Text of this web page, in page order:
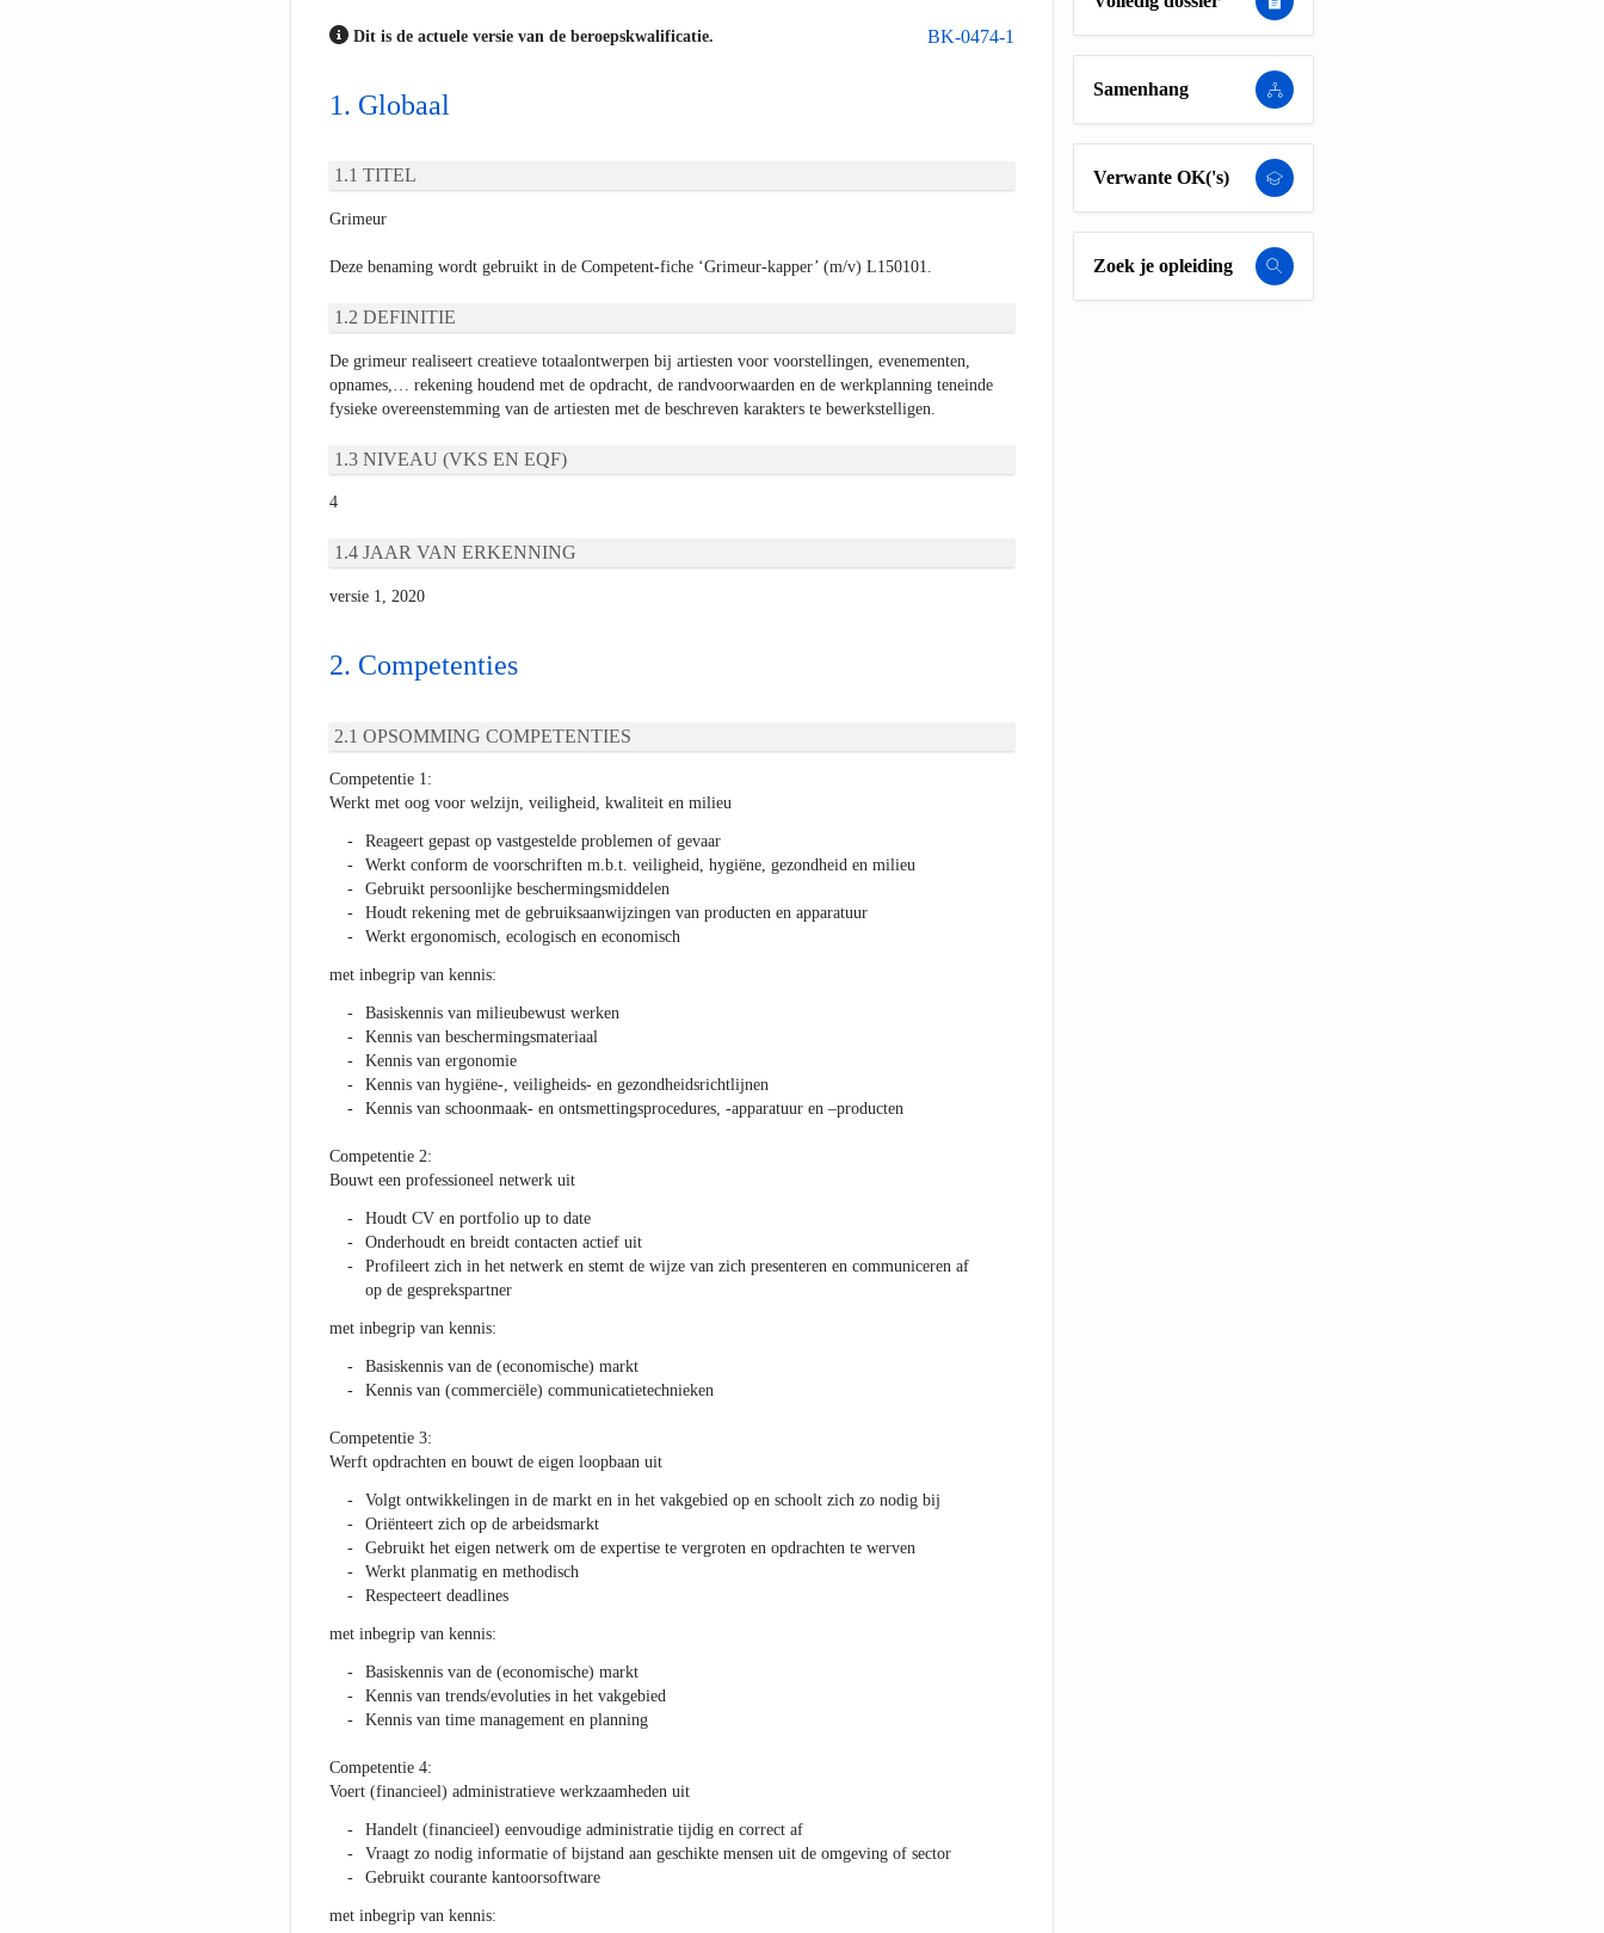
BK-0474-1
Dit is de actuele versie van de beroepskwalificatie.
Globaal
TITEL
Grimeur
Deze benaming wordt gebruikt in de Competent-fiche ‘Grimeur-kapper’ (m/v) L150101.
DEFINITIE
De grimeur realiseert creatieve totaalontwerpen bij artiesten voor voorstellingen, evenementen,
opnames,… rekening houdend met de opdracht, de randvoorwaarden en de werkplanning teneinde
fysieke overeenstemming van de artiesten met de beschreven karakters te bewerkstelligen.
NIVEAU (VKS EN EQF)
4
JAAR VAN ERKENNING
versie 1, 2020
Competenties
OPSOMMING COMPETENTIES
Competentie 1:
Werkt met oog voor welzijn, veiligheid, kwaliteit en milieu
Reageert gepast op vastgestelde problemen of gevaar
Werkt conform de voorschriften m.b.t. veiligheid, hygiëne, gezondheid en milieu
Gebruikt persoonlijke beschermingsmiddelen
Houdt rekening met de gebruiksaanwijzingen van producten en apparatuur
Werkt ergonomisch, ecologisch en economisch
met inbegrip van kennis:
Basiskennis van milieubewust werken
Kennis van beschermingsmateriaal
Kennis van ergonomie
Kennis van hygiëne-, veiligheids- en gezondheidsrichtlijnen
Kennis van schoonmaak- en ontsmettingsprocedures, -apparatuur en –producten
Competentie 2:
Bouwt een professioneel netwerk uit
Houdt CV en portfolio up to date
Onderhoudt en breidt contacten actief uit
Profileert zich in het netwerk en stemt de wijze van zich presenteren en communiceren af
op de gesprekspartner
met inbegrip van kennis:
Basiskennis van de (economische) markt
Kennis van (commerciële) communicatietechnieken
Competentie 3:
Werft opdrachten en bouwt de eigen loopbaan uit
Volgt ontwikkelingen in de markt en in het vakgebied op en schoolt zich zo nodig bij
Oriënteert zich op de arbeidsmarkt
Gebruikt het eigen netwerk om de expertise te vergroten en opdrachten te werven
Werkt planmatig en methodisch
Respecteert deadlines
met inbegrip van kennis:
Basiskennis van de (economische) markt
Kennis van trends/evoluties in het vakgebied
Kennis van time management en planning
Competentie 4:
Voert (financieel) administratieve werkzaamheden uit
Handelt (financieel) eenvoudige administratie tijdig en correct af
Vraagt zo nodig informatie of bijstand aan geschikte mensen uit de omgeving of sector
Gebruikt courante kantoorsoftware
met inbegrip van kennis:
Samenhang
Verwante OK('s)
Zoek je opleiding